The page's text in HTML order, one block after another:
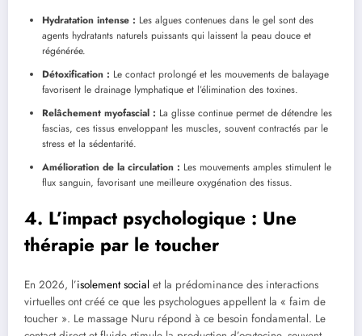
Hydratation intense : Les algues contenues dans le gel sont des
agents hydratants naturels puissants qui laissent la peau douce et
régénérée.
Détoxification : Le contact prolongé et les mouvements de balayage
favorisent le drainage lymphatique et l’élimination des toxines.
Relâchement myofascial : La glisse continue permet de détendre les
fascias, ces tissus enveloppant les muscles, souvent contractés par le
stress et la sédentarité.
Amélioration de la circulation : Les mouvements amples stimulent le
flux sanguin, favorisant une meilleure oxygénation des tissus.
4. L’impact psychologique : Une
thérapie par le toucher
En 2026, l’isolement social et la prédominance des interactions
virtuelles ont créé ce que les psychologues appellent la « faim de
toucher ». Le massage Nuru répond à ce besoin fondamental. Le